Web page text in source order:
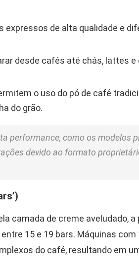
expressos de alta qualidade e
desde cafés até chás, lattes
o uso do pó de café
do grão.
performance, como os modelos
devido ao formato
camada de creme aveludado, a
15 e 19 bars. Máquinas com
do café, resultando em